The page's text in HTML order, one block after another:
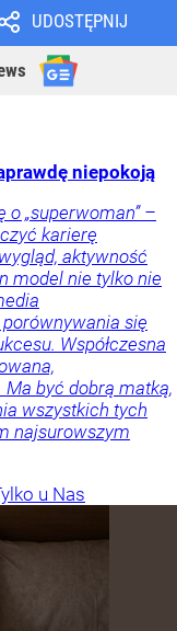
UDOSTĘPNIJ
niepokoją
„superwoman” –
karierę
aktywność
model nie tylko nie
się
Współczesna
być dobrą matką,
wszystkich tych
najsurowszym
u Nas